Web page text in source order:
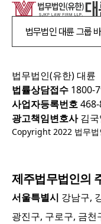
법무법인 대륜 그룹
법무법인(유한) 대륜
법률상담접수 1800-
사업자등록번호
광고책임변호사김국
Copyright 2022 법무
제주법무법인의
서울특별시 강남구,
광진구, 구로구, 금천